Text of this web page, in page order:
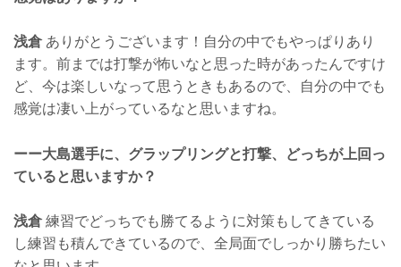
浅倉ありがとうございます！自分の中でもやっぱりあり
ます。前までは打撃が怖いなと思った時があったんですけ
ど、今は楽しいなって思うときもあるので、自分の中でも
感覚は凄い上がっているなと思いますね。
ーー大島選手に、グラップリングと打撃、どっちが上回っ
ていると思いますか？
浅倉練習でどっちでも勝てるように対策もしてきている
し練習も積んできているので、全局面でしっかり勝ちたい